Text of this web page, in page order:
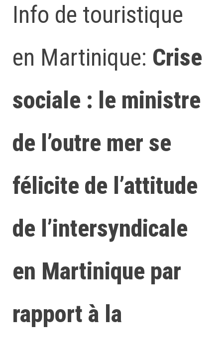
Info de touristique
en Martinique: Crise
sociale : le ministre
de l’outre mer se
félicite de l’attitude
de l’intersyndicale
en Martinique par
rapport à la